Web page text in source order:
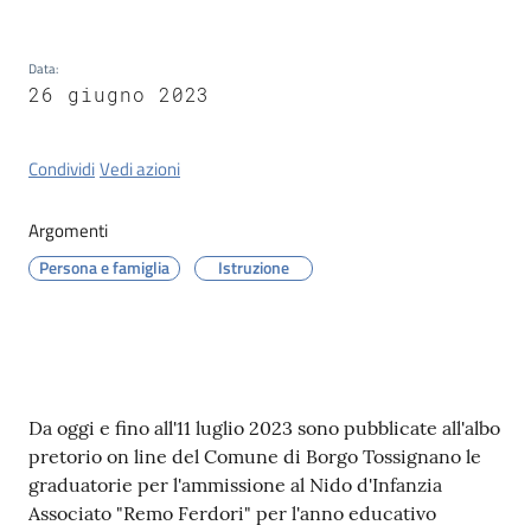
Data:
26 giugno 2023
CondividiVedi azioni
Argomenti
Persona e famiglia Istruzione
Contenuto
Da oggi e fino all'11 luglio 2023 sono pubblicate all'albo
pretorio on line del Comune di Borgo Tossignano le
graduatorie per l'ammissione al Nido d'Infanzia
Associato "Remo Ferdori" per l'anno educativo